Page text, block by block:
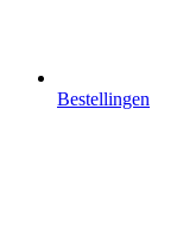
Bestellingen